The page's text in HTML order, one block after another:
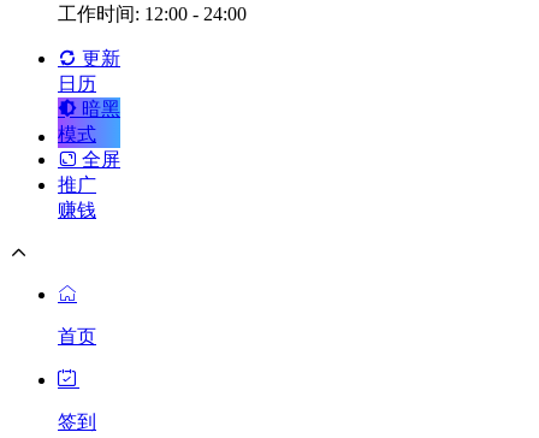
工作时间: 12:00 - 24:00
更新
日历
暗黑
模式
全屏
推广
赚钱
首页
签到